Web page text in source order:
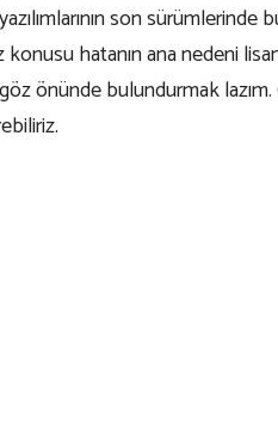
son sürümlerinde
hatanın ana nedeni
önünde bulundurmak